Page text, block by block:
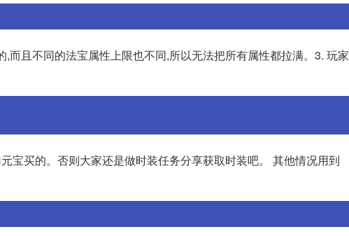
且不同的法宝属性上限也不同,所以无法把所有属性都拉满。3. 玩家
宝买的。否则大家还是做时装任务分享获取时装吧。 其他情况用到